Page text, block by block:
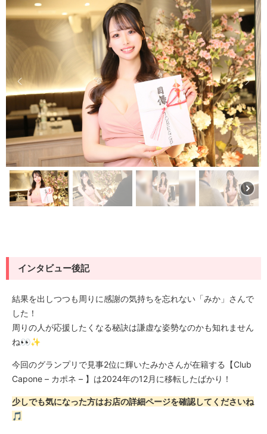
インタビュー後記
結果を出しつつも周りに感謝の気持ちを忘れない「みか」さんで
した！
周りの人が応援したくなる秘訣は謙虚な姿勢なのかも知れません
ね👀✨
今回のグランプリで見事2位に輝いたみかさんが在籍する【Club
Capone – カポネ – 】は2024年の12月に移転したばかり！
少しでも気になった方はお店の詳細ページを確認してくださいね
🎵